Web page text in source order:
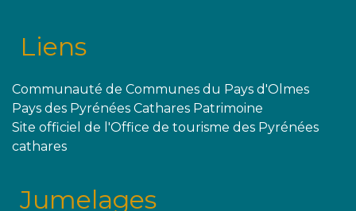
Liens
Communauté de Communes du Pays d'Olmes
Pays des Pyrénées Cathares Patrimoine
Site officiel de l'Office de tourisme des Pyrénées
cathares
Jumelages